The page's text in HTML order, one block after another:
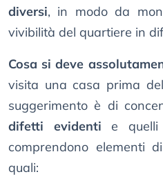
diversi, in modo da
vivibilità del quartiere in
Cosa si deve
visita una casa prima
suggerimento è di
difetti evidenti e quelli
comprendono elementi
quali: